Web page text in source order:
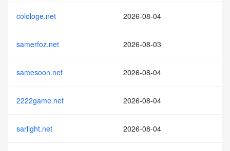
colologe.net 2026-08-04
samerfoz.net 2026-08-03
samesoon.net 2026-08-04
2222game.net 2026-08-04
sarlight.net 2026-08-04